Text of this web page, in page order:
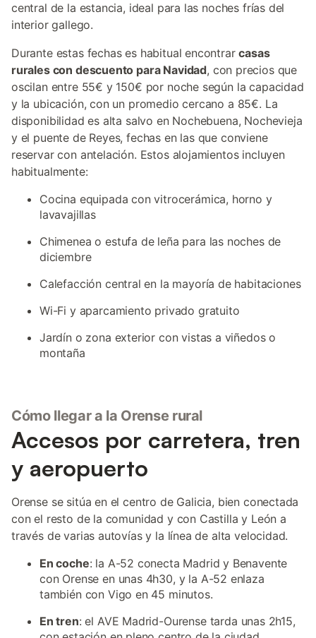
central de la estancia, ideal para las noches frías del
interior gallego.
Durante estas fechas es habitual encontrarcasas
rurales con descuento para Navidad, con precios que
oscilan entre 55€ y 150€ por noche según la capacidad
y la ubicación, con un promedio cercano a 85€. La
disponibilidad es alta salvo en Nochebuena, Nochevieja
y el puente de Reyes, fechas en las que conviene
reservar con antelación. Estos alojamientos incluyen
habitualmente:
Cocina equipada con vitrocerámica, horno y
lavavajillas
Chimenea o estufa de leña para las noches de
diciembre
Calefacción central en la mayoría de habitaciones
Wi-Fi y aparcamiento privado gratuito
Jardín o zona exterior con vistas a viñedos o
montaña
Cómo llegar a la Orense rural
Accesos por carretera, tren
y aeropuerto
Orense se sitúa en el centro de Galicia, bien conectada
con el resto de la comunidad y con Castilla y León a
través de varias autovías y la línea de alta velocidad.
En coche: la A-52 conecta Madrid y Benavente
con Orense en unas 4h30, y la A-52 enlaza
también con Vigo en 45 minutos.
En tren: el AVE Madrid-Ourense tarda unas 2h15,